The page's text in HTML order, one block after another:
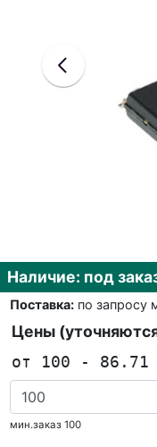
Наличие: под
Поставка:по запросу
Цены
от 100 - 86.71
мин.заказ 100